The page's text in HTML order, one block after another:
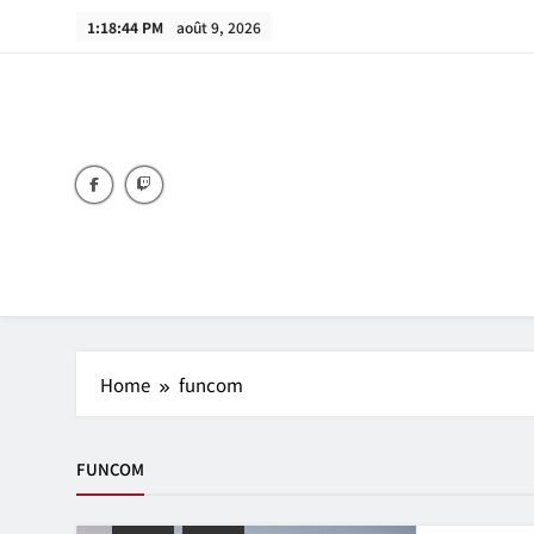
1:18:44 PM août 9, 2026
Home funcom
FUNCOM